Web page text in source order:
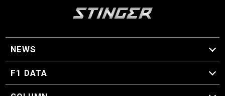
NEWS
F1 ニュース
F1 DATA
F1 日程
F1 データ